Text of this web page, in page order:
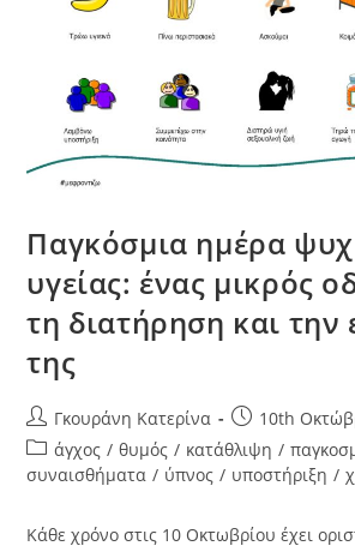
Παγκόσμια ημέρα
υγείας: ένας μικρός
τη διατήρηση και την
της
Γκουράνη Κατερίνα
10th
άγχος / θυμός / κατάθλιψη /
συναισθήματα / ύπνος / υποστήριξη /
Κάθε χρόνο στις 10 Οκτωβρίου έχει